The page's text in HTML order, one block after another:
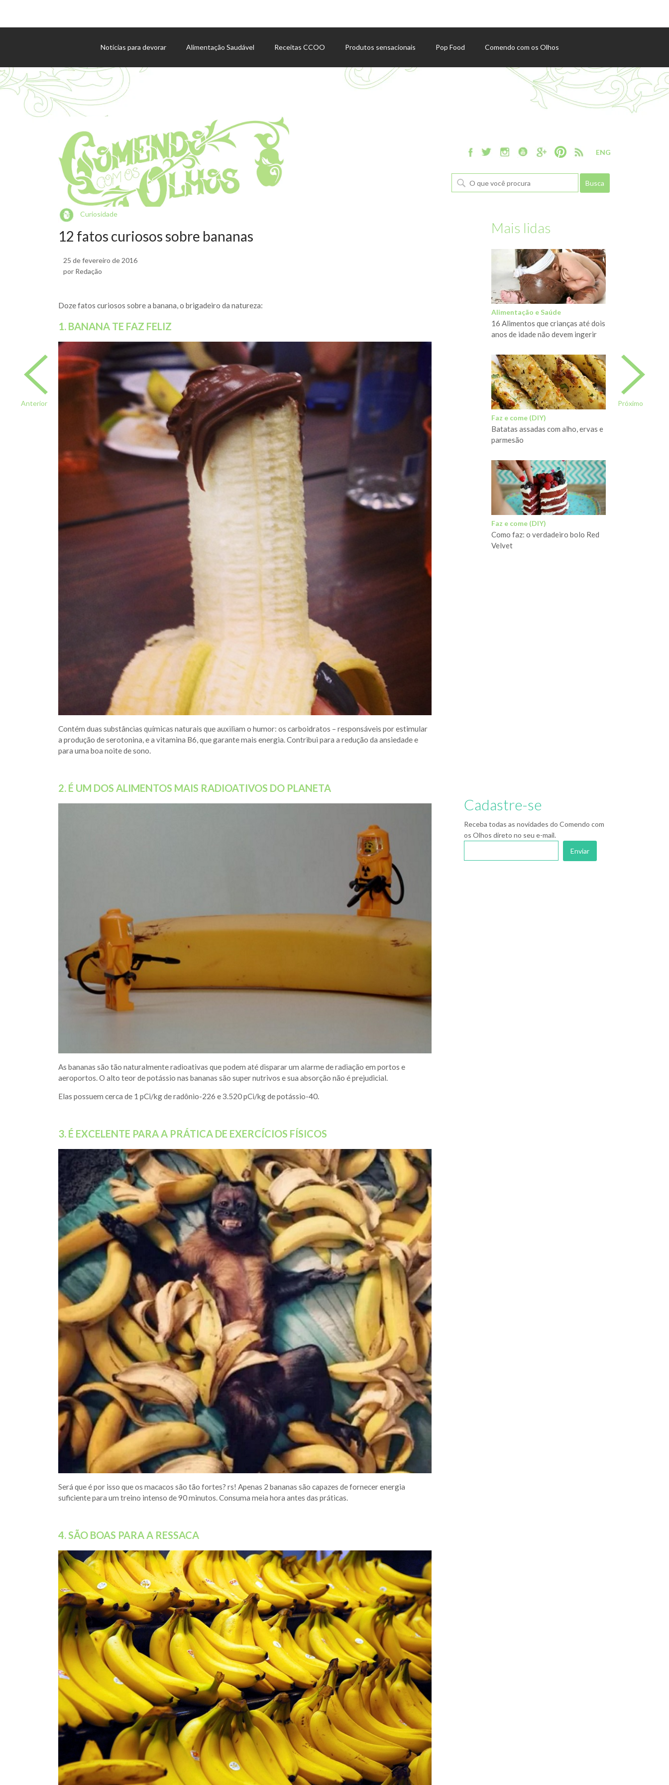
Notícias para devorar Alimentação Saudável Receitas CCOO Produtos sensacionais Pop Food Comendo com os Olhos
Agenda de eventos
ENG
Anterior Próximo
Curiosidade
12 fatos curiosos sobre bananas
25 de fevereiro de 2016
por Redação
Doze fatos curiosos sobre a banana, o brigadeiro da natureza:
1. BANANA TE FAZ FELIZ
Contém duas substâncias químicas naturais que auxiliam o humor: os carboidratos – responsáveis por estimular
a produção de serotonina, e a vitamina B6, que garante mais energia. Contribui para a redução da ansiedade e
para uma boa noite de sono.
2. É UM DOS ALIMENTOS MAIS RADIOATIVOS DO PLANETA
As bananas são tão naturalmente radioativas que podem até disparar um alarme de radiação em portos e
aeroportos. O alto teor de potássio nas bananas são super nutrivos e sua absorção não é prejudicial.
Elas possuem cerca de 1 pCi/kg de radônio-226 e 3.520 pCi/kg de potássio-40.
3. É EXCELENTE PARA A PRÁTICA DE EXERCÍCIOS FÍSICOS
Será que é por isso que os macacos são tão fortes? rs! Apenas 2 bananas são capazes de fornecer energia
suficiente para um treino intenso de 90 minutos. Consuma meia hora antes das práticas.
4. SÃO BOAS PARA A RESSACA
Mais lidas
Alimentação e Saúde
16 Alimentos que crianças até dois
anos de idade não devem ingerir
Faz e come (DIY)
Batatas assadas com alho, ervas e
parmesão
Faz e come (DIY)
Como faz: o verdadeiro bolo Red
Velvet
Cadastre-se
Receba todas as novidades do Comendo com
os Olhos direto no seu e-mail.